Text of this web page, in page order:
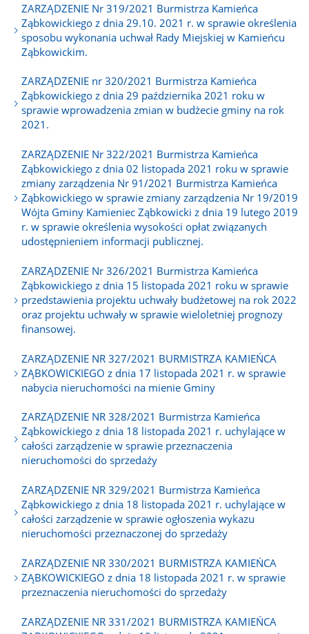
ZARZĄDZENIE Nr 319/2021 Burmistrza Kamieńca
Ząbkowickiego z dnia 29.10. 2021 r. w sprawie określenia
sposobu wykonania uchwał Rady Miejskiej w Kamieńcu
Ząbkowickim.
ZARZĄDZENIE nr 320/2021 Burmistrza Kamieńca
Ząbkowickiego z dnia 29 października 2021 roku w
sprawie wprowadzenia zmian w budżecie gminy na rok
2021.
ZARZĄDZENIE Nr 322/2021 Burmistrza Kamieńca
Ząbkowickiego z dnia 02 listopada 2021 roku w sprawie
zmiany zarządzenia Nr 91/2021 Burmistrza Kamieńca
Ząbkowickiego w sprawie zmiany zarządzenia Nr 19/2019
Wójta Gminy Kamieniec Ząbkowicki z dnia 19 lutego 2019
r. w sprawie określenia wysokości opłat związanych
udostępnieniem informacji publicznej.
ZARZĄDZENIE Nr 326/2021 Burmistrza Kamieńca
Ząbkowickiego z dnia 15 listopada 2021 roku w sprawie
przedstawienia projektu uchwały budżetowej na rok 2022
oraz projektu uchwały w sprawie wieloletniej prognozy
finansowej.
ZARZĄDZENIE NR 327/2021 BURMISTRZA KAMIEŃCA
ZĄBKOWICKIEGO z dnia 17 listopada 2021 r. w sprawie
nabycia nieruchomości na mienie Gminy
ZARZĄDZENIE NR 328/2021 Burmistrza Kamieńca
Ząbkowickiego z dnia 18 listopada 2021 r. uchylające w
całości zarządzenie w sprawie przeznaczenia
nieruchomości do sprzedaży
ZARZĄDZENIE NR 329/2021 Burmistrza Kamieńca
Ząbkowickiego z dnia 18 listopada 2021 r. uchylające w
całości zarządzenie w sprawie ogłoszenia wykazu
nieruchomości przeznaczonej do sprzedaży
ZARZĄDZENIE NR 330/2021 BURMISTRZA KAMIEŃCA
ZĄBKOWICKIEGO z dnia 18 listopada 2021 r. w sprawie
przeznaczenia nieruchomości do sprzedaży
ZARZĄDZENIE NR 331/2021 BURMISTRZA KAMIEŃCA